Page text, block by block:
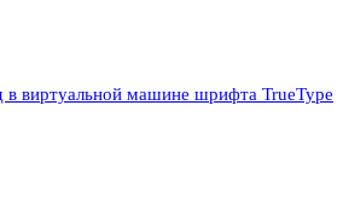
в виртуальной машине шрифта TrueType